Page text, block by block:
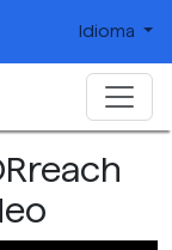
Idioma